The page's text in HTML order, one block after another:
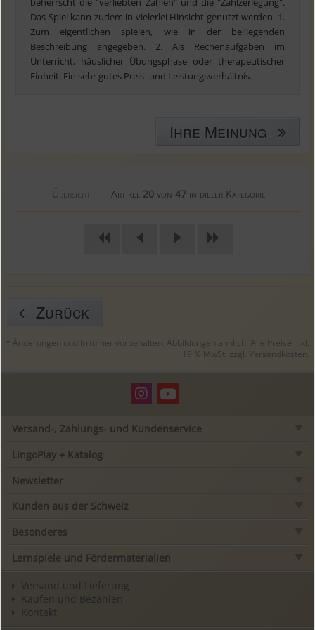
Das Spiel kann zudem in vielerlei Hinsicht genutzt werden. 1.
Zum eigentlichen spielen, wie in der beiliegenden
Beschreibung angegeben. 2. Als Rechenaufgaben im
Unterricht, häuslicher Übungsphase oder therapeutischer
Einheit. Ein sehr gutes Preis- und Leistungsverhältnis.
Ihre Meinung
Übersicht Artikel 20von 47in dieser Kategorie
| |
Zurück
* Änderungen und Irrtümer vorbehalten. Abbildungen ähnlich. Alle Preise inkl.
19 % MwSt. zzgl. Versandkosten.
Versand-, Zahlungs- und Kundenservice
LingoPlay + Katalog
Newsletter
Kunden aus der Schweiz
Besonderes
Lernspiele und Fördermaterialien
Versand und Lieferung
Kaufen und Bezahlen
Kontakt